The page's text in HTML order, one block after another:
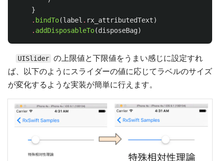
}
. bindTo(label . rx_attributedText)
. addDisposableTo(disposeBag)
UISlider の上限値と下限値をうまい感じに設定すれ
ば、以下のようにスライダーの値に応じてラベルのサイズ
が変化するような実装が簡単に行えます。